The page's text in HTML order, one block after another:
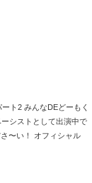
ト2 みんなDEどーもく
シストとして出演中で
〜い！ オフィシャル